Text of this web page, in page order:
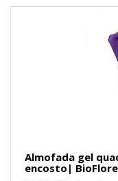
Almofada gel
encosto|